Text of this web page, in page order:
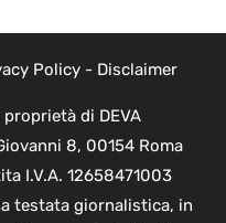
Policy- Disclaimer
di DEVA
8, 00154 Roma
I.V.A. 12658471003
testata giornalistica, in